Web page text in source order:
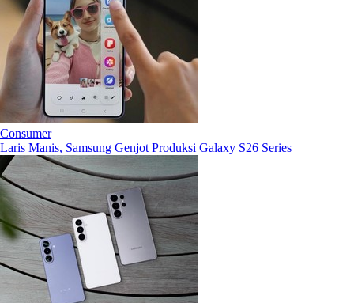
Consumer
Laris Manis, Samsung Genjot Produksi Galaxy S26 Series